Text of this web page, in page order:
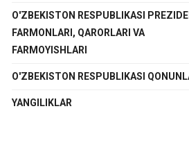
O'ZBEKISTON RESPUBLIKASI
FARMONLARI, QARORLARI VA
FARMOYISHLARI
O'ZBEKISTON RESPUBLIKASI
YANGILIKLAR